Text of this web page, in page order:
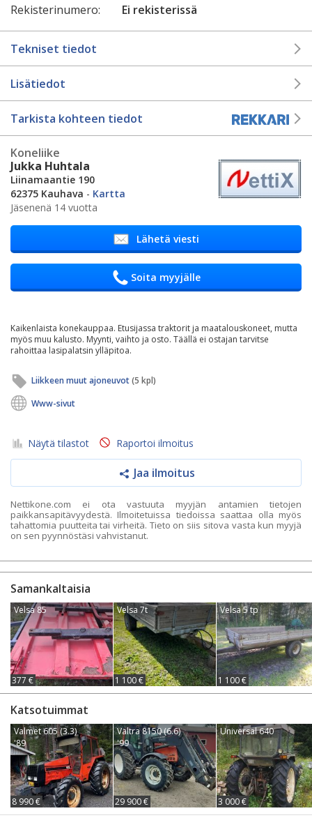
Rekisterinumero:
Ei rekisterissä
Tekniset tiedot
Lisätiedot
Tarkista kohteen tiedot
Koneliike
Jukka Huhtala
Liinamaantie 190
62375 Kauhava - Kartta
Jäsenenä 14 vuotta
Lähetä viesti
Soita myyjälle
Kaikenlaista konekauppaa. Etusijassa traktorit ja maatalouskoneet, mutta
myös muu kalusto. Myynti, vaihto ja osto. Täällä ei ostajan tarvitse
rahoittaa lasipalatsin ylläpitoa.
Liikkeen muut ajoneuvot(5 kpl)
Www-sivut
Näytä tilastot Raportoi ilmoitus
Jaa ilmoitus
Nettikone.com ei ota vastuuta myyjän antamien tietojen
paikkansapitävyydestä. Ilmoitetuissa tiedoissa saattaa olla myös
tahattomia puutteita tai virheitä. Tieto on siis sitova vasta kun myyjä
on sen pyynnöstäsi vahvistanut.
Samankaltaisia
Velsa 85
377 €
Velsa 7t
1 100 €
Velsa 5 tp
1 100 €
Katsotuimmat
Valmet 605 (3.3)
'89
8 990 €
Valtra 8150 (6.6)
'99
29 900 €
Universal 640
3 000 €